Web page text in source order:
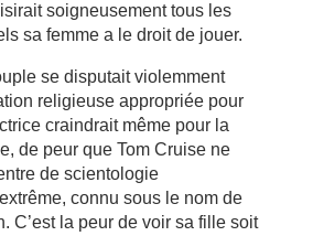
soigneusement tous les
sa femme a le droit de jouer.
se disputait violemment
religieuse appropriée pour
craindrait même pour la
de peur que Tom Cruise ne
de scientologie
connu sous le nom de
C’est la peur de voir sa fille soit